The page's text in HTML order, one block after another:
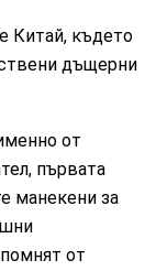
Китай, където
дъщерни
от
първата
манекени за
от